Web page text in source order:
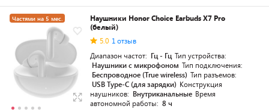
Частями на 5 мес.
Наушники Honor Choice Earbuds X7 Pro
(белый)
5.0 1 отзыв
Диапазон частот: Гц - Гц Тип устройства:
Наушники с микрофоном Тип подключения:
Беспроводное (True wireless) Тип разъемов:
USB Type-C (для зарядки) Конструкция
наушников: Внутриканальные Время
автономной работы: 8 ч